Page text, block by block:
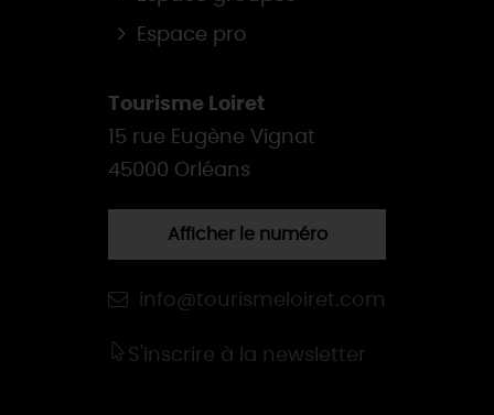
Espace pro
Tourisme Loiret
15 rue Eugène Vignat
45000 Orléans
Afficher le numéro
info@tourismeloiret.com
S'inscrire à la newsletter